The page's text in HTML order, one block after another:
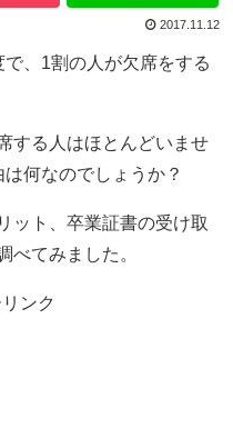
2017.11.12
、1割の人が欠席をする
する人はほとんどいませ
何なのでしょうか？
ット、卒業証書の受け取
べてみました。
ンク